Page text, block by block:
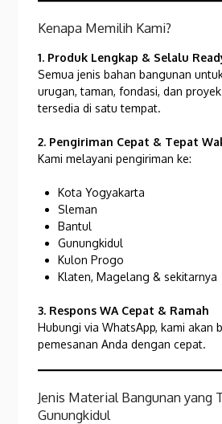
Kenapa Memilih Kami?
1. Produk Lengkap & Selalu
Semua jenis bahan bangunan
urugan, taman, fondasi, dan
tersedia di satu tempat.
2. Pengiriman Cepat & Tepat
Kami melayani pengiriman ke:
Kota Yogyakarta
Sleman
Bantul
Gunungkidul
Kulon Progo
Klaten, Magelang & sekitarnya
3. Respons WA Cepat & Ramah
Hubungi via WhatsApp, kami akan
pemesanan Anda dengan cepat.
Jenis Material Bangunan yang
Gunungkidul